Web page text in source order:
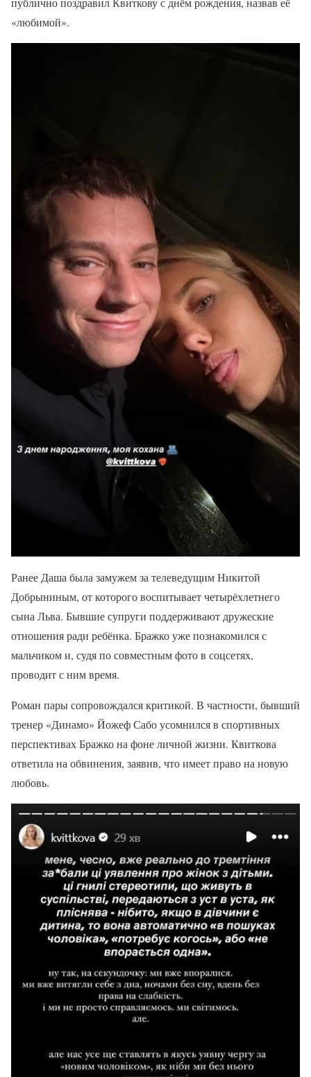
«любимой».
Ранее Даша была замужем за телеведущим Никитой
Добрыниным, от которого воспитывает четырёхлетнего
сына Льва. Бывшие супруги поддерживают дружеские
отношения ради ребёнка. Бражко уже познакомился с
мальчиком и, судя по совместным фото в соцсетях,
проводит с ним время.
Роман пары сопровождался критикой. В частности, бывший
тренер «Динамо» Йожеф Сабо усомнился в спортивных
перспективах Бражко на фоне личной жизни. Квиткова
ответила на обвинения, заявив, что имеет право на новую
любовь.